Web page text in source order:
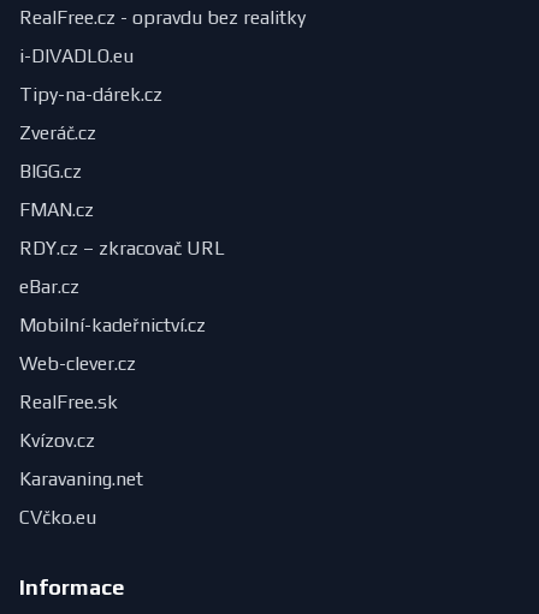
RealFree.cz - opravdu bez realitky
i-DIVADLO.eu
Tipy-na-dárek.cz
Zveráč.cz
BIGG.cz
FMAN.cz
RDY.cz – zkracovač URL
eBar.cz
Mobilní-kadeřnictví.cz
Web-clever.cz
RealFree.sk
Kvízov.cz
Karavaning.net
CVčko.eu
Informace